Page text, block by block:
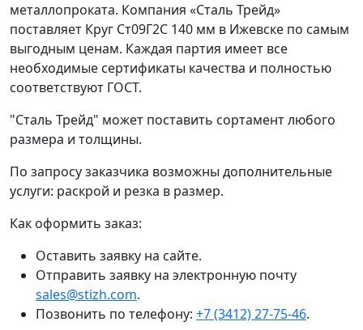
металлопроката. Компания «Сталь Трейд»
поставляет Круг Ст09Г2С 140 мм в Ижевске по самым
выгодным ценам. Каждая партия имеет все
необходимые сертификаты качества и полностью
соответствуют ГОСТ.
"Сталь Трейд" может поставить сортамент любого
размера и толщины.
По запросу заказчика возможны дополнительные
услуги: раскрой и резка в размер.
Как оформить заказ:
Оставить заявку на сайте.
Отправить заявку на электронную почту
sales@stizh.com.
Позвонить по телефону: +7 (3412) 27-75-46.